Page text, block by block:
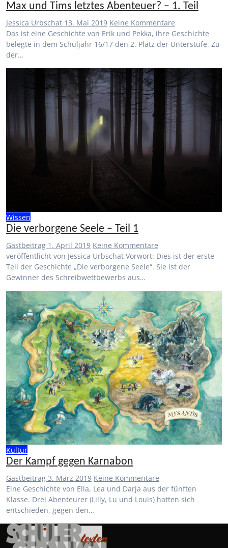
Max und Tims letztes Abenteuer? – 1. Teil
Jessica Urbschat 13. Mai 2019 Keine Kommentare
Das ist eine Geschichte von Erik und Pekka, ihre Geschichte
belegte in dem Schuljahr 16/17 den 2. Platz der Unterstufe. Zu
der…
Wissen
Die verborgene Seele – Teil 1
Gastbeitrag 1. April 2019 Keine Kommentare
veröffentlicht von Jessica Urbschat Vorwort: Dies ist der erste
Teil der Geschichte „Die verborgene Seele“. Sie ist der
Gewinner des Schreibwettbewerbs aus…
Kultur
Der Kampf gegen Karnabon
Gastbeitrag 3. März 2019 Keine Kommentare
Eine Geschichte von Ella, Lea und Darja aus der fünften
Klasse. Drei Abenteurer (Lilly, Lu und Louis) hatten sich
entschieden, gegen den…